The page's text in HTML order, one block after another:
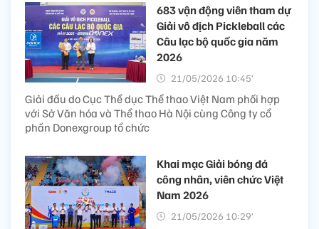
683 vận động viên tham dự
Giải vô địch Pickleball các
Câu lạc bộ quốc gia năm
2026
21/05/2026 10:45’
Giải đấu do Cục Thể dục Thể thao Việt Nam phối hợp
với Sở Văn hóa và Thể thao Hà Nội cùng Công ty cổ
phần Donexgroup tổ chức
Khai mạc Giải bóng đá
công nhân, viên chức Việt
Nam 2026
21/05/2026 10:29’